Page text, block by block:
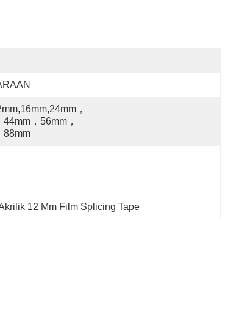
，
，56mm，
88mm
12 Mm Film Splicing Tape